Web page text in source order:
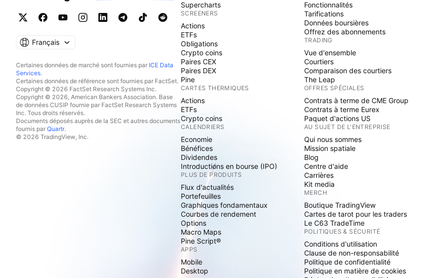
Français
Certaines données de marché sont fournies par ICE Data
Services.
Certaines données de référence sont fournies par FactSet.
Copyright © 2026 FactSet Research Systems Inc.
Copyright © 2026, American Bankers Association. Base
de données CUSIP fournie par FactSet Research Systems
Inc. Tous droits réservés.
Documents déposés auprès de la SEC et autres documents
fournis par Quartr.
© 2026 TradingView, Inc.
Supercharts
SCREENERS
Actions
ETFs
Obligations
Crypto coins
Paires CEX
Paires DEX
Pine
CARTES THERMIQUES
Actions
ETFs
Crypto coins
CALENDRIERS
Economie
Bénéfices
Dividendes
Introductions en bourse (IPO)
PLUS DE PRODUITS
Flux d'actualités
Portefeuilles
Graphiques fondamentaux
Courbes de rendement
Options
Macro Maps
Pine Script®
APPS
Mobile
Desktop
Fonctionnalités
Tarifications
Données boursières
Offrez des abonnements
TRADING
Vue d'ensemble
Courtiers
Comparaison des courtiers
The Leap
OFFRES SPÉCIALES
Contrats à terme de CME Group
Contrats à terme Eurex
Paquet d'actions US
AU SUJET DE L'ENTREPRISE
Qui nous sommes
Mission spatiale
Blog
Centre d'aide
Carrières
Kit media
MERCH
Boutique TradingView
Cartes de tarot pour les traders
Le C63 TradeTime
POLITIQUES & SÉCURITÉ
Conditions d'utilisation
Clause de non-responsabilité
Politique de confidentialité
Politique en matière de cookies